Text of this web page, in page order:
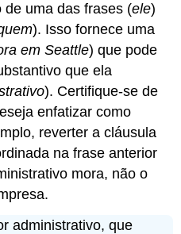
de uma das frases (ele)
). Isso fornece uma
em Seattle) que pode
que ela
). Certifique-se de
enfatizar como
reverter a cláusula
na frase anterior
mora, não o
administrativo, que